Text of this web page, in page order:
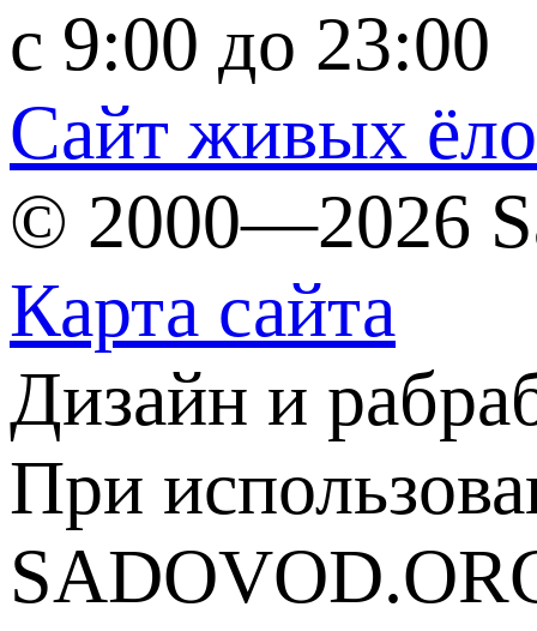
c 9:00 до 23:00
Сайт живых
© 2000—2026
Карта сайта
Дизайн и
При